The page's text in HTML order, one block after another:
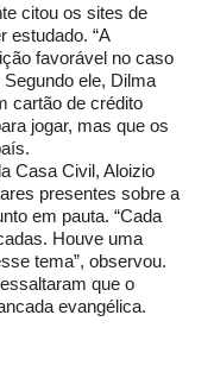
citou os sites de
estudado. “A
favorável no caso
ele, Dilma
cartão de crédito
jogar, mas que os
Casa Civil, Aloizio
presentes sobre a
em pauta. “Cada
Houve uma
tema”, observou.
que o
evangélica.